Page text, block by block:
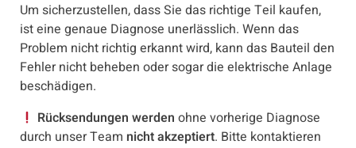
Um sicherzustellen, dass Sie das richtige Teil kaufen,
ist eine genaue Diagnose unerlässlich. Wenn das
Problem nicht richtig erkannt wird, kann das Bauteil den
Fehler nicht beheben oder sogar die elektrische Anlage
beschädigen.
Rücksendungen werden ohne vorherige Diagnose
durch unser Team nicht akzeptiert. Bitte kontaktieren